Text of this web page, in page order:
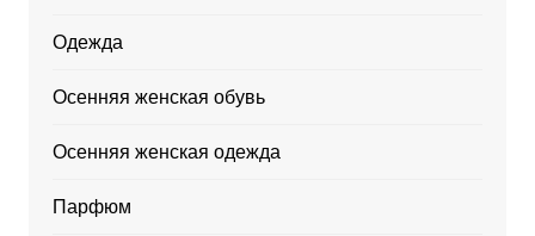
Одежда
Осенняя женская обувь
Осенняя женская одежда
Парфюм